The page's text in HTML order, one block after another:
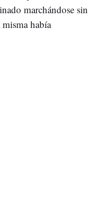
marchándose sin
había